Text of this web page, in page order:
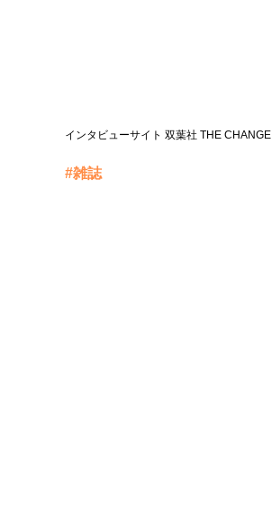
インタビューサイト 双葉社 THE CHANGE
#雑誌